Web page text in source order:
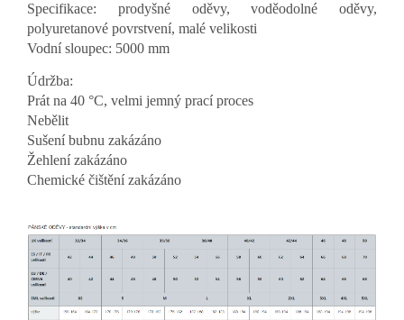
Specifikace: prodyšné oděvy, voděodolné oděvy,
polyuretanové povrstvení, malé velikosti
Vodní sloupec: 5000 mm
Údržba:
Prát na 40 °C, velmi jemný prací proces
Nebělit
Sušení bubnu zakázáno
Žehlení zakázáno
Chemické čištění zakázáno